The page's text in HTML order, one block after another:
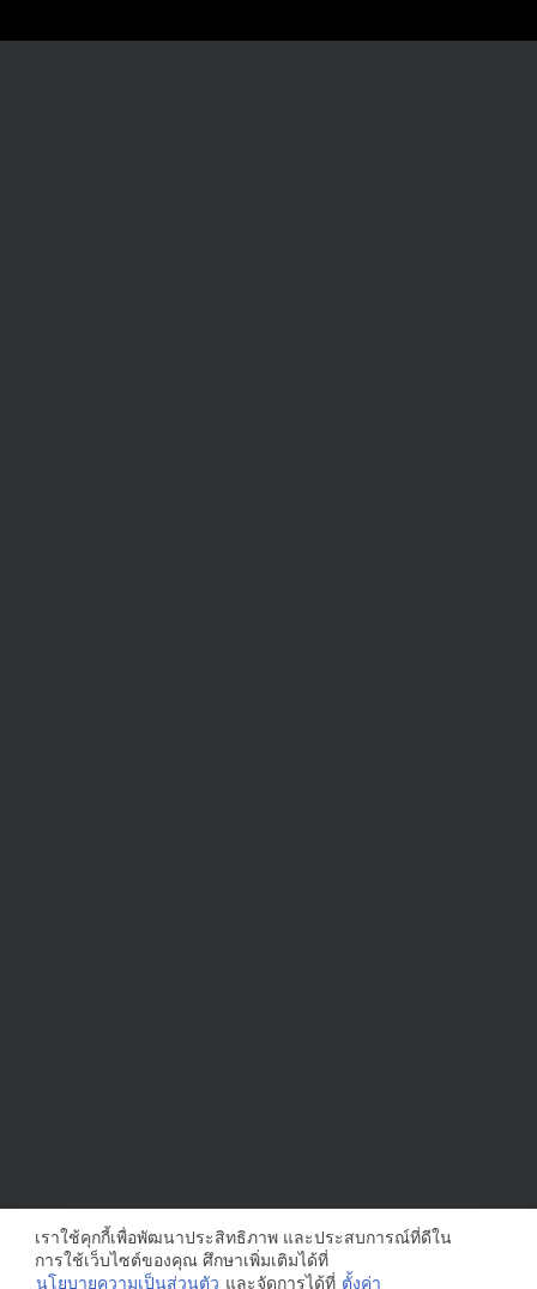
เราใช้คุกกี้เพื่อพัฒนาประสิทธิภาพ และประสบการณ์ที่ดีใน
การใช้เว็บไซต์ของคุณ ศึกษาเพิ่มเติมได้ที่
นโยบายความเป็นส่วนตัว และจัดการได้ที่ ตั้งค่า